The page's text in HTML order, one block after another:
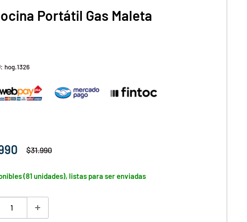
Portátil Gas Maleta
hog.1326
Precio
$31.990
(81 unidades), listas para ser enviadas